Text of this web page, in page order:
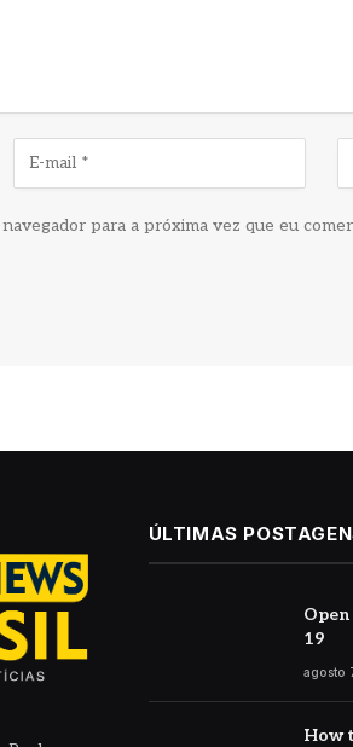
para a próxima vez que eu
ÚLTIMAS
Open
19
agosto
How